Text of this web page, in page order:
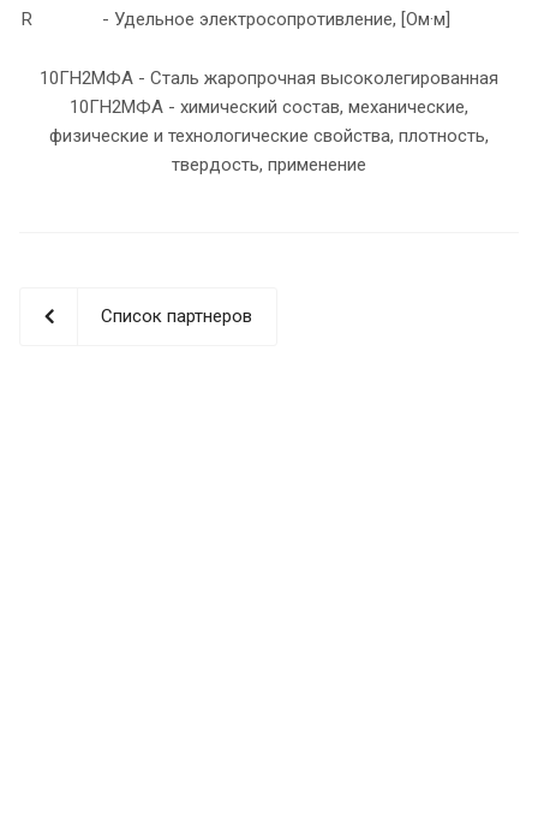
R
- Удельное электросопротивление, [Ом·м]
10ГН2МФА - Сталь жаропрочная высоколегированная
10ГН2МФА - химический состав, механические,
физические и технологические свойства, плотность,
твердость, применение
Список партнеров